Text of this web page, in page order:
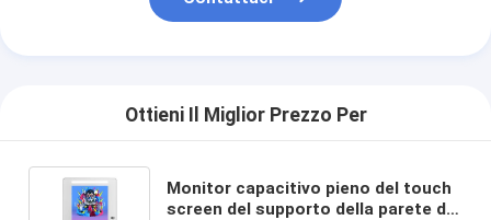
Ottieni Il Miglior Prezzo Per
Monitor capacitivo pieno del touch
screen del supporto della parete di